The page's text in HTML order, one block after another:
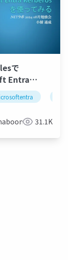
active
で
Entra
使ってみる
31.1K